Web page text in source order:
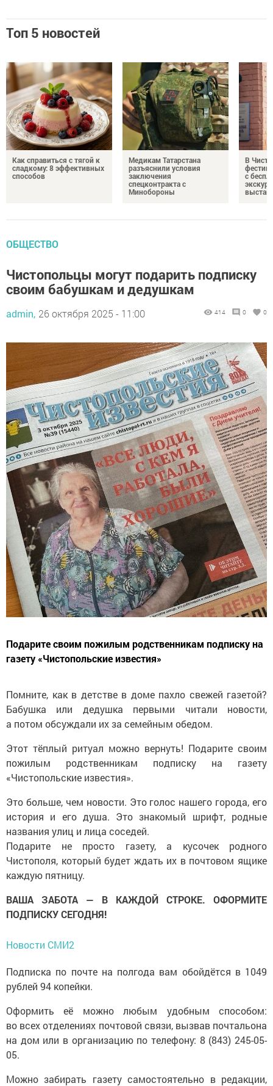
Топ 5 новостей
Как справиться с тягой к
сладкому: 8 эффективных
способов
Медикам Татарстана
разъяснили условия
заключения
спецконтракта с
Минобороны
В
с
ОБЩЕСТВО
Чистопольцы могут подарить подписку
своим бабушкам и дедушкам
admin, 26 октября 2025 - 11:00 414 0 0
Подарите своим пожилым родственникам подписку на
газету «Чистопольские известия»
Помните, как в детстве в доме пахло свежей газетой?
Бабушка или дедушка первыми читали новости,
а потом обсуждали их за семейным обедом.
Этот тёплый ритуал можно вернуть! Подарите своим
пожилым родственникам подписку на газету
«Чистопольские известия».
Это больше, чем новости. Это голос нашего города, его
история и его душа. Это знакомый шрифт, родные
названия улиц и лица соседей.
Подарите не просто газету, а кусочек родного
Чистополя, который будет ждать их в почтовом ящике
каждую пятницу.
ВАША ЗАБОТА — В КАЖДОЙ СТРОКЕ. ОФОРМИТЕ
ПОДПИСКУ СЕГОДНЯ!
Новости СМИ2
Подписка по почте на полгода вам обойдётся в 1049
рублей 94 копейки.
Оформить её можно любым удобным способом:
во всех отделениях почтовой связи, вызвав почтальона
на дом или в организацию по телефону: 8 (843) 245-05-
05.
Можно забирать газету самостоятельно в редакции,